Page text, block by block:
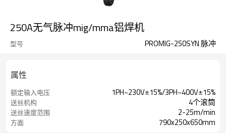
250A无气脉冲mig/mma铝焊机
型号 PROMIG-250SYN 脉冲
属性
额定输入电压 1PH~230V±15%/3PH~400V±15%
送丝机构 4个滚筒
送丝速度范围 2-25m/min
方面 790x250x650mm